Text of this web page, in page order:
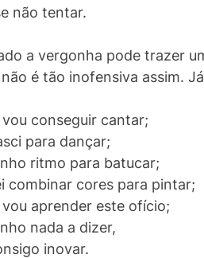
não tentar.
a vergonha pode trazer
é tão inofensiva assim.
conseguir cantar;
para dançar;
ritmo para batucar;
combinar cores para pintar;
aprender este ofício;
nada a dizer,
inovar.